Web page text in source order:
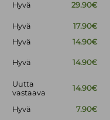
Hyvä 29.90€
Hyvä
17.90€
Hyvä
14.90€
Hyvä 14.90€
Uutta
vastaava
14.90€
Hyvä
7.90€